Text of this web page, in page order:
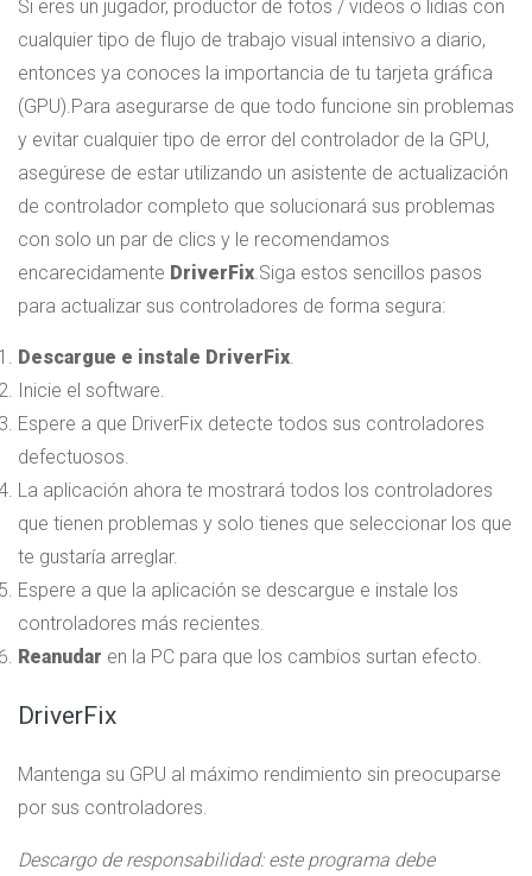
Si eres un jugador, productor de fotos / videos o lidias con
cualquier tipo de flujo de trabajo visual intensivo a diario,
entonces ya conoces la importancia de tu tarjeta gráfica
(GPU).Para asegurarse de que todo funcione sin problemas
y evitar cualquier tipo de error del controlador de la GPU,
asegúrese de estar utilizando un asistente de actualización
de controlador completo que solucionará sus problemas
con solo un par de clics y le recomendamos
encarecidamente DriverFix.Siga estos sencillos pasos
para actualizar sus controladores de forma segura:
Descargue e instale DriverFix.
Inicie el software.
Espere a que DriverFix detecte todos sus controladores
defectuosos.
La aplicación ahora te mostrará todos los controladores
que tienen problemas y solo tienes que seleccionar los que
te gustaría arreglar.
Espere a que la aplicación se descargue e instale los
controladores más recientes.
Reanudar en la PC para que los cambios surtan efecto.
DriverFix
Mantenga su GPU al máximo rendimiento sin preocuparse
por sus controladores.
Descargo de responsabilidad: este programa debe